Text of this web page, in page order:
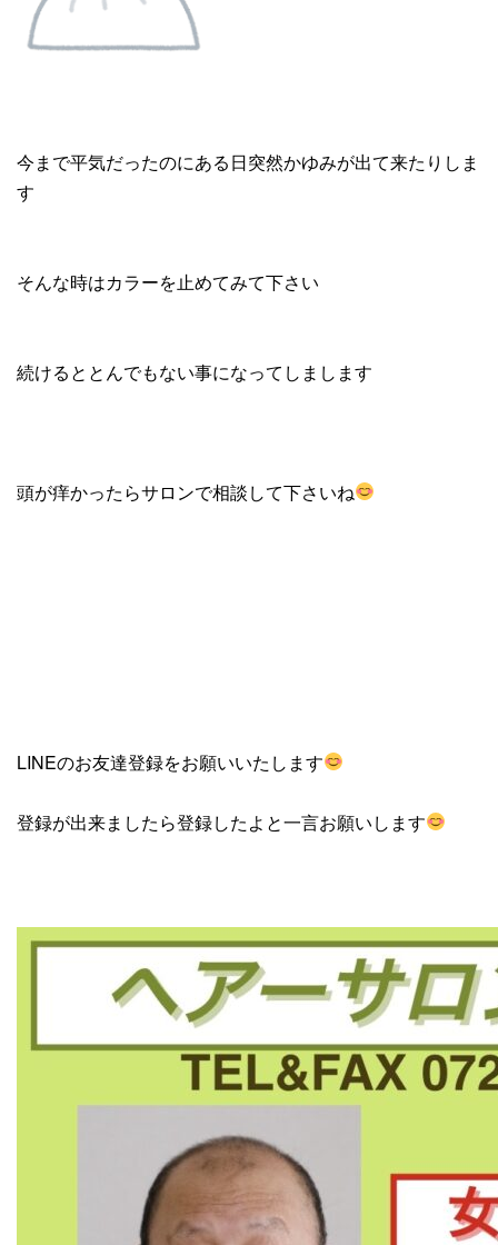
今まで平気だったのにある日突然かゆみが出て来たりしま
す
そんな時はカラーを止めてみて下さい
続けるととんでもない事になってしまします
頭が痒かったらサロンで相談して下さいね
LINEのお友達登録をお願いいたします
登録が出来ましたら登録したよと一言お願いします